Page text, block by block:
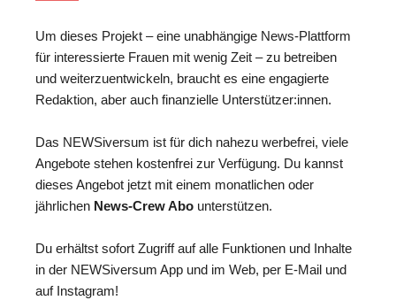
Um dieses Projekt – eine unabhängige News-Plattform
für interessierte Frauen mit wenig Zeit – zu betreiben
und weiterzuentwickeln, braucht es eine engagierte
Redaktion, aber auch finanzielle Unterstützer:innen.
Das NEWSiversum ist für dich nahezu werbefrei, viele
Angebote stehen kostenfrei zur Verfügung. Du kannst
dieses Angebot jetzt mit einem monatlichen oder
jährlichen News-Crew Abo unterstützen.
Du erhältst sofort Zugriff auf alle Funktionen und Inhalte
in der NEWSiversum App und im Web, per E-Mail und
auf Instagram!